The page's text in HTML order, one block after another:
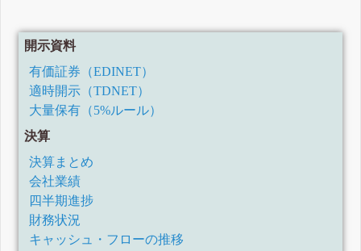
開示資料
有価証券（EDINET）
適時開示（TDNET）
大量保有（5%ルール）
決算
決算まとめ
会社業績
四半期進捗
財務状況
キャッシュ・フローの推移